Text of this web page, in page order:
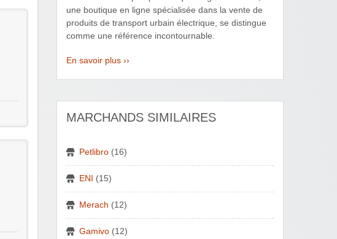
une boutique en ligne spécialisée dans la vente de
produits de transport urbain électrique, se distingue
comme une référence incontournable.
En savoir plus ››
MARCHANDS SIMILAIRES
Petlibro (16)
ENI (15)
Merach (12)
Gamivo (12)